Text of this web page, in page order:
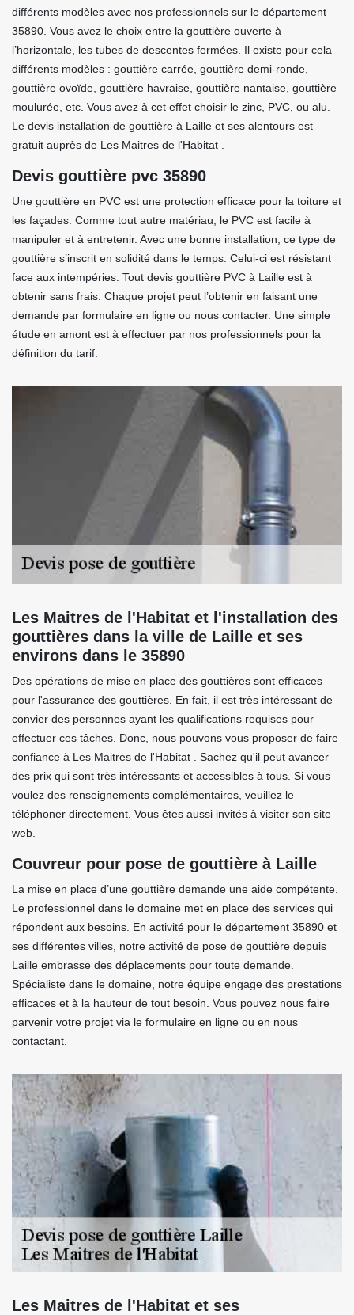
différents modèles avec nos professionnels sur le département
35890. Vous avez le choix entre la gouttière ouverte à
l’horizontale, les tubes de descentes fermées. Il existe pour cela
différents modèles : gouttière carrée, gouttière demi-ronde,
gouttière ovoïde, gouttière havraise, gouttière nantaise, gouttière
moulurée, etc. Vous avez à cet effet choisir le zinc, PVC, ou alu.
Le devis installation de gouttière à Laille et ses alentours est
gratuit auprès de Les Maitres de l'Habitat .
Devis gouttière pvc 35890
Une gouttière en PVC est une protection efficace pour la toiture et
les façades. Comme tout autre matériau, le PVC est facile à
manipuler et à entretenir. Avec une bonne installation, ce type de
gouttière s’inscrit en solidité dans le temps. Celui-ci est résistant
face aux intempéries. Tout devis gouttière PVC à Laille est à
obtenir sans frais. Chaque projet peut l’obtenir en faisant une
demande par formulaire en ligne ou nous contacter. Une simple
étude en amont est à effectuer par nos professionnels pour la
définition du tarif.
Les Maitres de l'Habitat et l'installation des
gouttières dans la ville de Laille et ses
environs dans le 35890
Des opérations de mise en place des gouttières sont efficaces
pour l'assurance des gouttières. En fait, il est très intéressant de
convier des personnes ayant les qualifications requises pour
effectuer ces tâches. Donc, nous pouvons vous proposer de faire
confiance à Les Maitres de l'Habitat . Sachez qu'il peut avancer
des prix qui sont très intéressants et accessibles à tous. Si vous
voulez des renseignements complémentaires, veuillez le
téléphoner directement. Vous êtes aussi invités à visiter son site
web.
Couvreur pour pose de gouttière à Laille
La mise en place d’une gouttière demande une aide compétente.
Le professionnel dans le domaine met en place des services qui
répondent aux besoins. En activité pour le département 35890 et
ses différentes villes, notre activité de pose de gouttière depuis
Laille embrasse des déplacements pour toute demande.
Spécialiste dans le domaine, notre équipe engage des prestations
efficaces et à la hauteur de tout besoin. Vous pouvez nous faire
parvenir votre projet via le formulaire en ligne ou en nous
contactant.
Les Maitres de l'Habitat et ses